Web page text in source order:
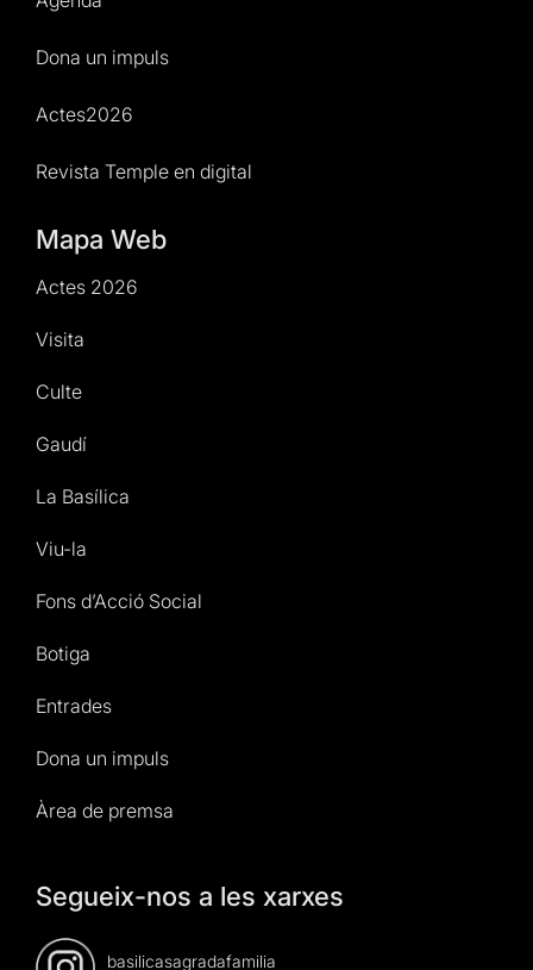
Dona un impuls
Actes2026
Revista Temple en digital
Mapa Web
Actes 2026
Visita
Culte
Gaudí
La Basílica
Viu-la
Fons d’Acció Social
Botiga
Entrades
Dona un impuls
Àrea de premsa
Segueix-nos a les xarxes
basilicasagradafamilia